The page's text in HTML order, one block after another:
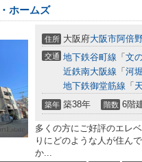
ホームズ
住所 大阪府大阪市阿倍
交通 地下鉄谷町線 「 文
近鉄南大阪線 「 河
地下鉄御堂筋線 「
築年 築38年 階数 6階
多くの方にご好評のエレ
りにどのような人が住ん
か...